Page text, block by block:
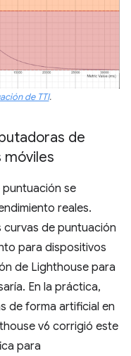
de TTI.
de
móviles
puntuación se
reales.
de puntuación
para dispositivos
de Lighthouse para
En la práctica,
de forma artificial en
v6 corrigió este
para